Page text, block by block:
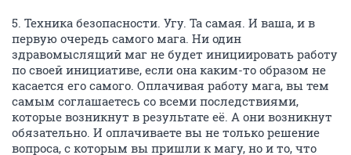
5. Техника безопасности. Угу. Та самая. И ваша, и в
первую очередь самого мага. Ни один
здравомыслящий маг не будет инициировать работу
по своей инициативе, если она каким-то образом не
касается его самого. Оплачивая работу мага, вы тем
самым соглашаетесь со всеми последствиями,
которые возникнут в результате её. А они возникнут
обязательно. И оплачиваете вы не только решение
вопроса, с которым вы пришли к магу, но и то, что